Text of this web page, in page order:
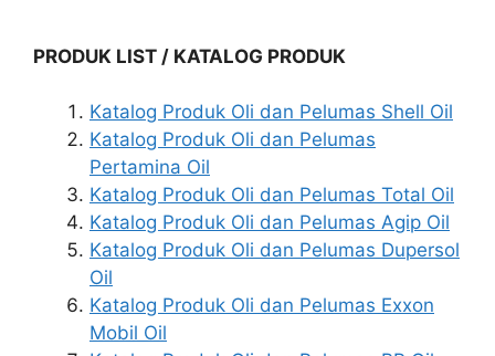
PRODUK LIST / KATALOG PRODUK
Katalog Produk Oli dan Pelumas Shell Oil
Katalog Produk Oli dan Pelumas
Pertamina Oil
Katalog Produk Oli dan Pelumas Total Oil
Katalog Produk Oli dan Pelumas Agip Oil
Katalog Produk Oli dan Pelumas Dupersol
Oil
Katalog Produk Oli dan Pelumas Exxon
Mobil Oil